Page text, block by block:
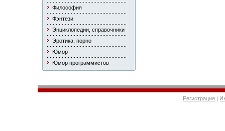
Философия
Фэнтези
Энциклопедии, справочники
Эротика, порно
Юмор
Юмор программистов
Регистрация |